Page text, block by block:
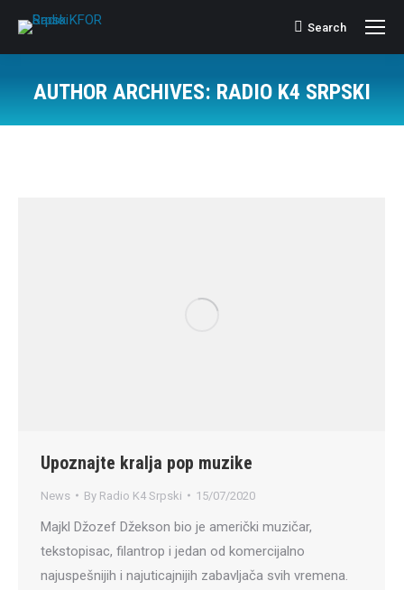
Search:
Search
AUTHOR ARCHIVES: RADIO K4 SRPSKI
Upoznajte kralja pop muzike
News By Radio K4 Srpski 15/07/2020
Majkl Džozef Džekson bio je američki muzičar,
tekstopisac, filantrop i jedan od komercijalno
najuspešnijih i najuticajnijih zabavljača svih vremena.